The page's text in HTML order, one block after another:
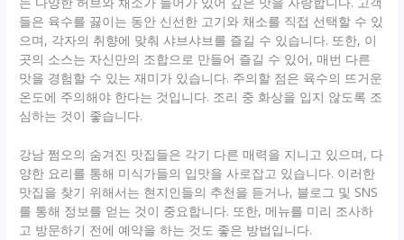
들은 육수를 끓이는 동안 신선한 고기와 채소를 직접 선택할 수 있
으며, 각자의 취향에 맞춰 샤브샤브를 즐길 수 있습니다. 또한, 이
곳의 소스는 자신만의 조합으로 만들어 즐길 수 있어, 매번 다른
맛을 경험할 수 있는 재미가 있습니다. 주의할 점은 육수의 뜨거운
온도에 주의해야 한다는 것입니다. 조리 중 화상을 입지 않도록 조
심하는 것이 좋습니다.
강남 쩜오의 숨겨진 맛집들은 각기 다른 매력을 지니고 있으며, 다
양한 요리를 통해 미식가들의 입맛을 사로잡고 있습니다. 이러한
맛집을 찾기 위해서는 현지인들의 추천을 듣거나, 블로그 및 SNS
를 통해 정보를 얻는 것이 중요합니다. 또한, 메뉴를 미리 조사하
고 방문하기 전에 예약을 하는 것도 좋은 방법입니다.